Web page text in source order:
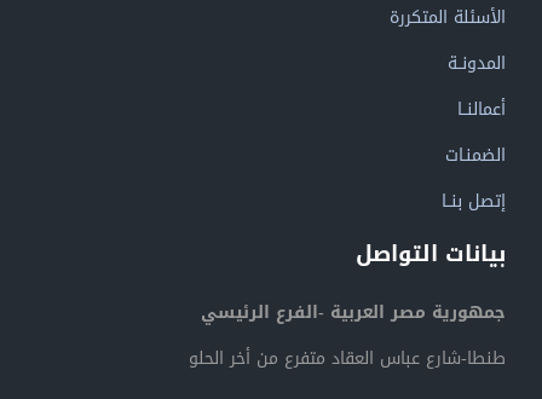
الأسئلة المتكررة
المدونــة
أعمالنــا
الضمنـات
إتصل بنــا
بيانات التواصل
جمهورية مصر العربية -الفرع الرئيسي
طنطا-شارع عباس العقاد متفرع من أخر الحلو